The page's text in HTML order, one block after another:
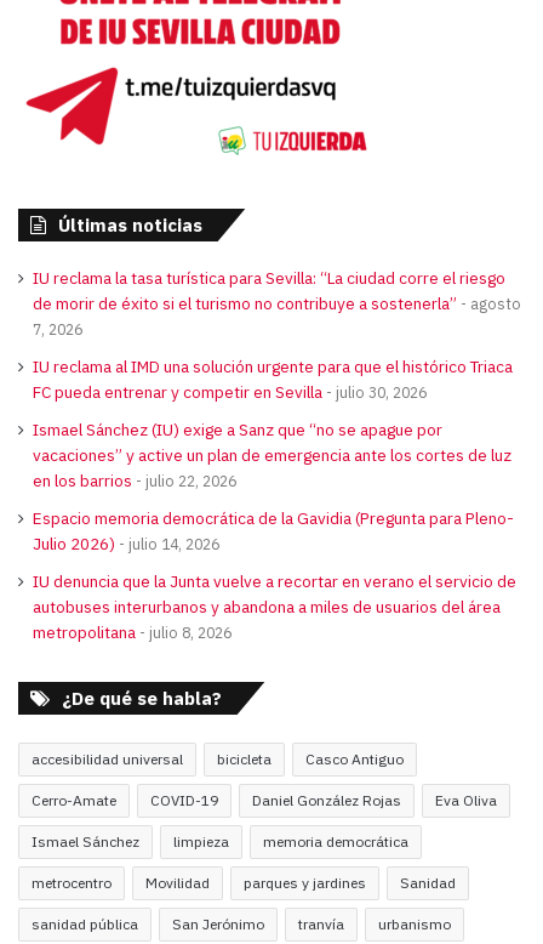
Últimas noticias
IU reclama la tasa turística para Sevilla: “La ciudad corre el riesgo
de morir de éxito si el turismo no contribuye a sostenerla”
agosto
7, 2026
IU reclama al IMD una solución urgente para que el histórico Triaca
FC pueda entrenar y competir en Sevilla
julio 30, 2026
Ismael Sánchez (IU) exige a Sanz que “no se apague por
vacaciones” y active un plan de emergencia ante los cortes de luz
en los barrios
julio 22, 2026
Espacio memoria democrática de la Gavidia (Pregunta para Pleno-
Julio 2026)
julio 14, 2026
IU denuncia que la Junta vuelve a recortar en verano el servicio de
autobuses interurbanos y abandona a miles de usuarios del área
metropolitana
julio 8, 2026
¿De qué se habla?
accesibilidad universal bicicleta Casco Antiguo
Cerro-Amate COVID-19 Daniel González Rojas Eva Oliva
Ismael Sánchez limpieza memoria democrática
metrocentro Movilidad parques y jardines Sanidad
sanidad pública San Jerónimo tranvía urbanismo